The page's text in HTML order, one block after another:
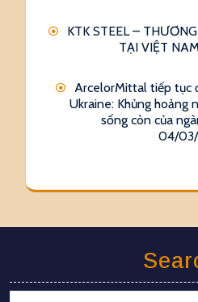
KTK STEEL –
TẠI VIỆT
ArcelorMittal tiếp tục
Ukraine: Khủng hoảng
sống còn của
04/